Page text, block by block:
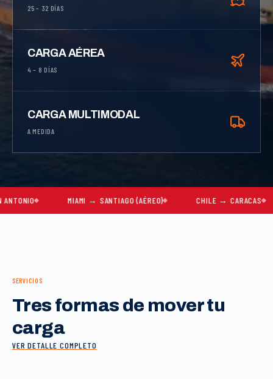
25 – 32 DÍAS
CARGA AÉREA
4 – 8 DÍAS
CARGA MULTIMODAL
A MEDIDA
MIAMI → SANTIAGO (AÉREO) CHILE → CARACAS
SERVICIOS
Tres formas de mover tu
carga
VER DETALLE COMPLETO